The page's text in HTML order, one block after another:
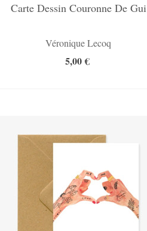
Carte Dessin Couronne De Gui
Véronique Lecoq
5,00 €